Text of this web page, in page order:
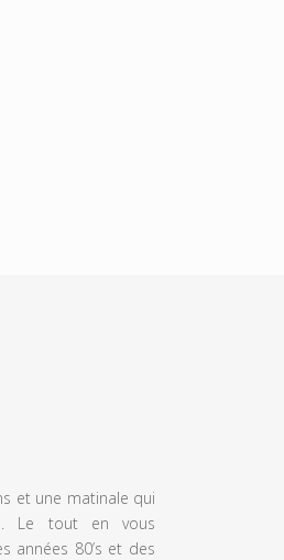
et une matinale qui
Le tout en vous
années 80’s et des